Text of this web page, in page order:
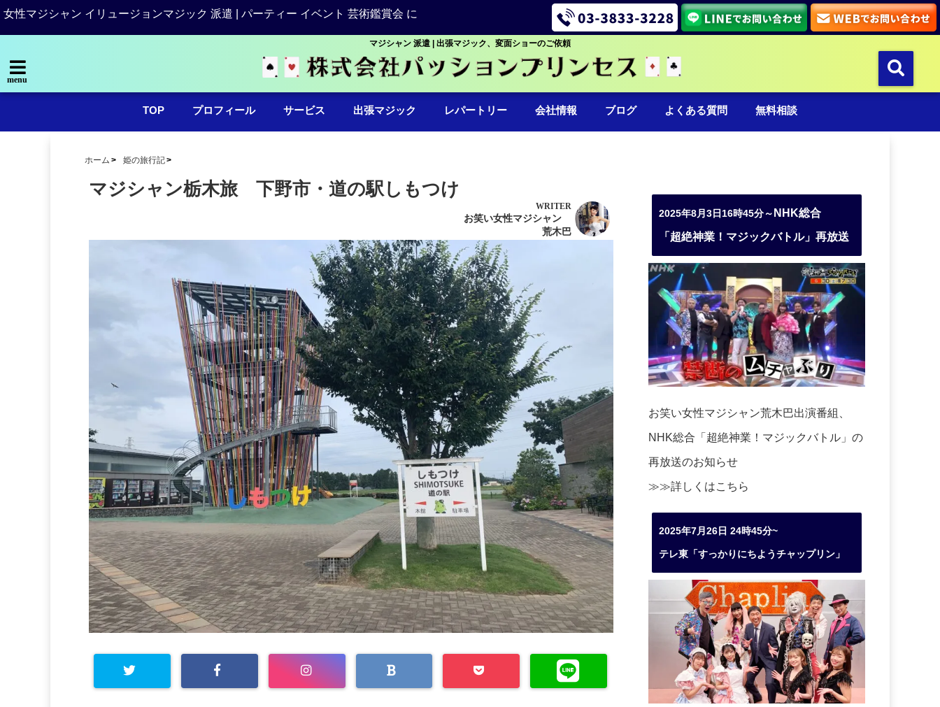
女性マジシャン イリュージョンマジック 派遣 | パーティー イベント 芸術鑑賞会 に
マジシャン 派遣 | 出張マジック、変面ショーのご依頼
menu
TOP プロフィール サービス 出張マジック レパートリー 会社情報 ブログ よくある質問 無料相談
ホーム 姫の旅行記
マジシャン栃木旅 下野市・道の駅しもつけ
WRITER
お笑い女性マジシャン
荒木巴
2025年8月3日16時45分～ NHK総合
「超絶神業！マジックバトル」再放送
お笑い女性マジシャン荒木巴出演番組、
NHK総合「超絶神業！マジックバトル」の
再放送のお知らせ
≫≫詳しくはこちら
2025年7月26日 24時45分~
テレ東「すっかりにちようチャップリン」